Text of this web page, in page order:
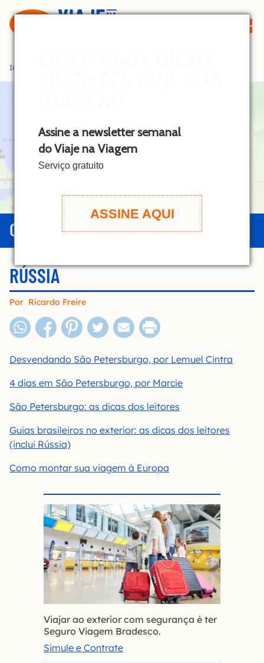
Assine a newsletter semanal
do Viaje na Viagem
Serviço gratuito
ASSINE AQUI
e
n
t
Início
GUIA DA RÚSSIA
RÚSSIA
Por Ricardo Freire
Desvendando São Petersburgo, por Lemuel Cintra
4 dias em São Petersburgo, por Marcie
São Petersburgo: as dicas dos leitores
Guias brasileiros no exterior: as dicas dos leitores
(inclui Rússia)
Como montar sua viagem à Europa
Viajar ao exterior com segurança é ter
Seguro Viagem Bradesco.
Simule e Contrate